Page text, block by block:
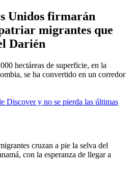
Unidos firmarán
migrantes que
Darién
hectáreas de superficie, en la
se ha convertido en un corredor
Discover y no se pierda las últimas
cruzan a pie la selva del
con la esperanza de llegar a